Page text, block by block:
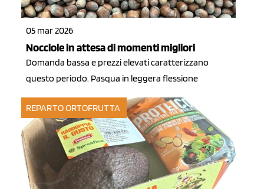
05 mar 2026
Nocciole in attesa di momenti migliori
Domanda bassa e prezzi elevati caratterizzano
questo periodo. Pasqua in leggera flessione
REPARTO ORTOFRUTTA